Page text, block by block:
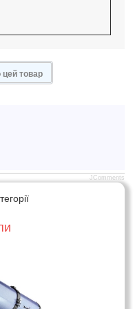
товар
JComments